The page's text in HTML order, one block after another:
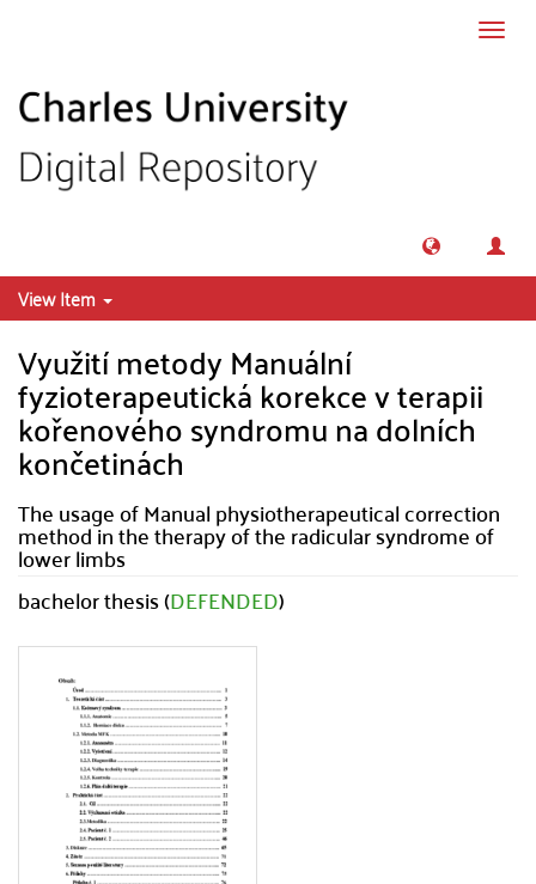
View Item
Využití metody Manuální
fyzioterapeutická korekce v terapii
kořenového syndromu na dolních
končetinách
The usage of Manual physiotherapeutical correction
method in the therapy of the radicular syndrome of
lower limbs
bachelor thesis (DEFENDED)